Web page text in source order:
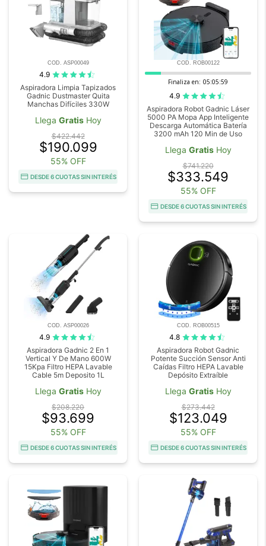
COD. ASP00049
4.9
Aspiradora Limpia Tapizados
Gadnic Dustmaster Quita
Manchas Difíciles 330W
Llega GratisHoy
$422.442
$190.099
55% OFF
DESDE 6 CUOTAS SIN INTERÉS
COD. ROB00122
Finaliza en: 05:05:59
4.9
Aspiradora Robot Gadnic Láser
5000 PA Mopa App Inteligente
Descarga Automática Batería
3200 mAh 120 Min de Uso
Llega GratisHoy
$741.220
$333.549
55% OFF
DESDE 6 CUOTAS SIN INTERÉS
COD. ASP00026
4.9
Aspiradora Gadnic 2 En 1
Vertical Y De Mano 600W
15Kpa Filtro HEPA Lavable
Cable 5m Deposito 1L
Llega GratisHoy
$208.220
$93.699
55% OFF
DESDE 6 CUOTAS SIN INTERÉS
COD. ROB00515
4.8
Aspiradora Robot Gadnic
Potente Succión Sensor Anti
Caídas Filtro HEPA Lavable
Depósito Extraíble
Llega GratisHoy
$273.442
$123.049
55% OFF
DESDE 6 CUOTAS SIN INTERÉS